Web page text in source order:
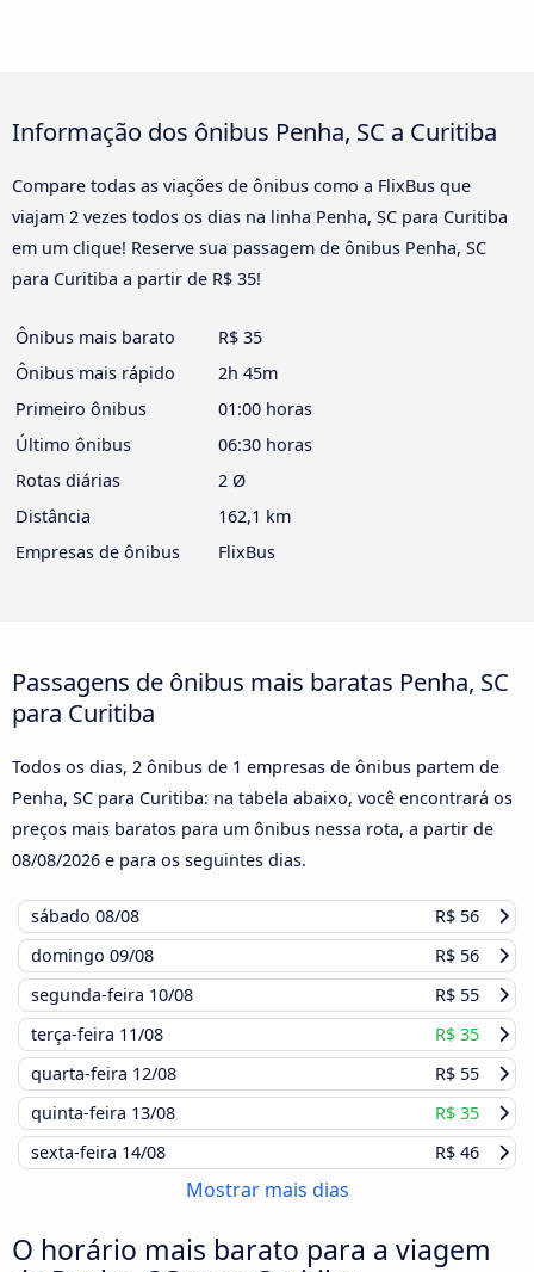
Informação dos ônibus Penha, SC a Curitiba
Compare todas as viações de ônibus como a FlixBus que
viajam 2 vezes todos os dias na linha Penha, SC para Curitiba
em um clique! Reserve sua passagem de ônibus Penha, SC
para Curitiba a partir de R$ 35!
Ônibus mais barato
R$ 35
Ônibus mais rápido
2h 45m
Primeiro ônibus
01:00 horas
Último ônibus
06:30 horas
Rotas diárias
2 Ø
Distância
162,1 km
Empresas de ônibus
FlixBus
Passagens de ônibus mais baratas Penha, SC
para Curitiba
Todos os dias, 2 ônibus de 1 empresas de ônibus partem de
Penha, SC para Curitiba: na tabela abaixo, você encontrará os
preços mais baratos para um ônibus nessa rota, a partir de
08/08/2026 e para os seguintes dias.
sábado 08/08
R$ 56
domingo 09/08
R$ 56
segunda-feira 10/08
R$ 55
terça-feira 11/08
R$ 35
quarta-feira 12/08
R$ 55
quinta-feira 13/08
R$ 35
sexta-feira 14/08 R$ 46
Mostrar mais dias
O horário mais barato para a viagem